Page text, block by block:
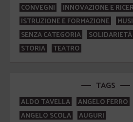
CONVEGNI
INNOVAZIONE E
ISTRUZIONE E FORMAZIONE
SENZA CATEGORIA
STORIA
TEATRO
TAGS
ALDO TAVELLA
ANGELO FERRO
ANGELO SCOLA
AUGURI